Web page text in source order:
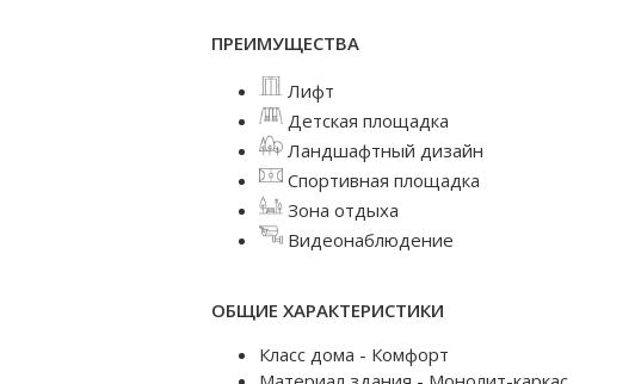
ПРЕИМУЩЕСТВА
Лифт
Детская площадка
Ландшафтный дизайн
Спортивная площадка
Зона отдыха
Видеонаблюдение
ОБЩИЕ ХАРАКТЕРИСТИКИ
Класс дома - Комфорт